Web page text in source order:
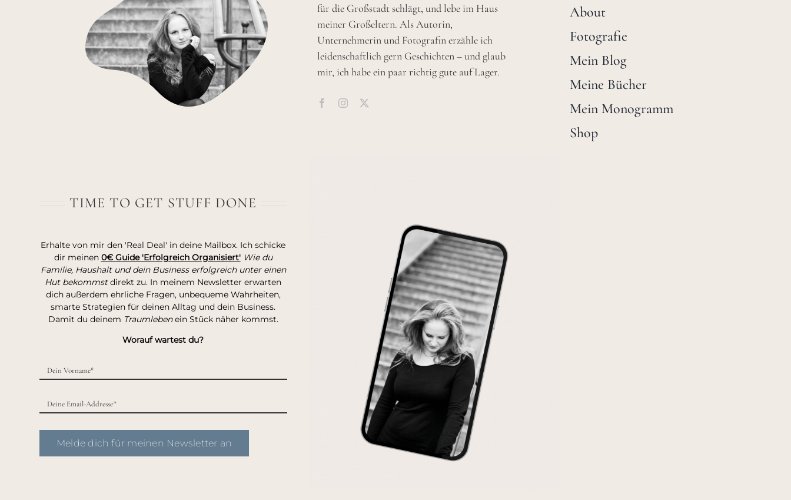
für die Großstadt schlägt, und lebe im Haus
meiner Großeltern. Als Autorin,
Unternehmerin und Fotografin erzähle ich
leidenschaftlich gern Geschichten – und glaub
mir, ich habe ein paar richtig gute auf Lager.
About
Fotografie
Mein Blog
Meine Bücher
Mein Monogramm
Shop
TIME TO GET STUFF DONE
Erhalte von mir den 'Real Deal' in deine Mailbox. Ich schicke
dir meinen 0€ Guide 'Erfolgreich Organisiert' Wie du
Familie, Haushalt und dein Business erfolgreich unter einen
Hut bekommstdirekt zu. In meinem Newsletter erwarten
dich außerdem ehrliche Fragen, unbequeme Wahrheiten,
smarte Strategien für deinen Alltag und dein Business.
Damit du deinem Traumlebenein Stück näher kommst.
Worauf wartest du?
Melde dich für meinen Newsletter an